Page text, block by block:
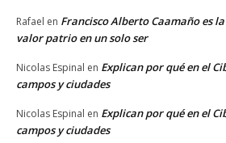
Rafael en Francisco Alberto Caamaño es
valor patrio en un solo ser
Nicolas Espinal en Explican por qué en el
campos y ciudades
Nicolas Espinal en Explican por qué en el
campos y ciudades